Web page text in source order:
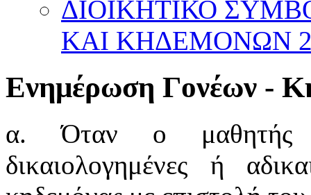
ΔΙΟΙΚΗΤΙΚΟ
ΚΑΙ ΚΗΔΕΜΟΝΩΝ
Ενημέρωση Γονέων -
α. Όταν ο μαθητής
δικαιολογημένες ή